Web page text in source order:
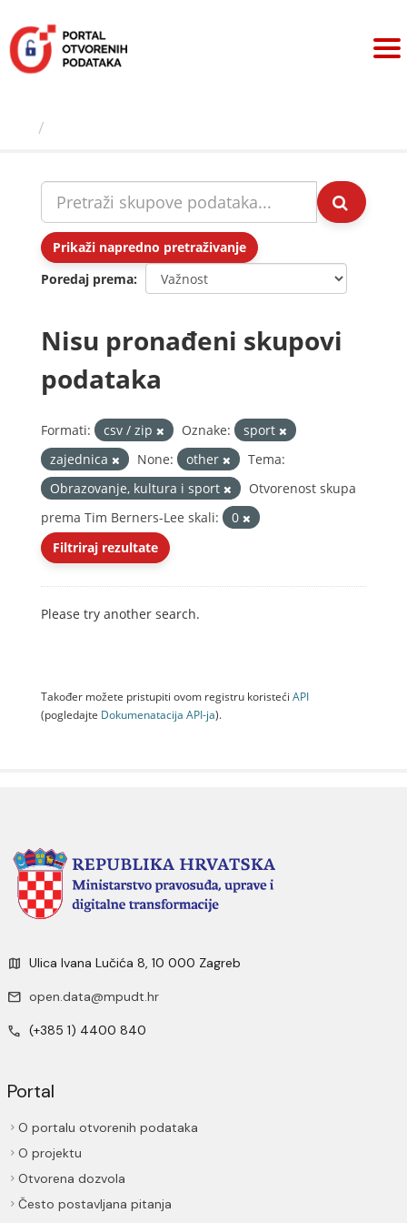
sadržaj
Prikaži napredno pretraživanje
Poredaj prema
Nisu pronađeni skupovi
podataka
Formati: csv / zip Oznake:
sport
zajednica
None: other
Tema:
Obrazovanje, kultura i sport
Otvorenost skupa
prema Tim Berners-Lee skali:
0
Filtriraj rezultate
Please try another search.
Također možete pristupiti ovom registru koristeći API
(pogledajte Dokumenаtаcijа API-jа).